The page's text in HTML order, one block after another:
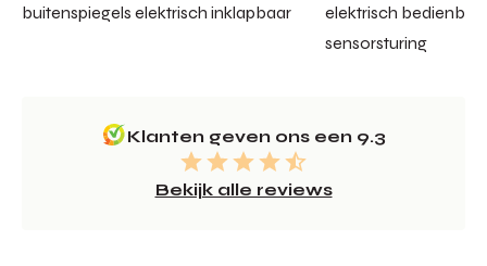
buitenspiegels elektrisch inklapbaar
elektrisch
sensorsturing
Klanten geven ons een 9.3
Bekijk alle reviews